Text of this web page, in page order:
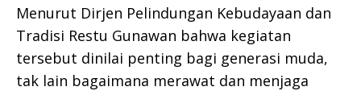
Menurut Dirjen Pelindungan Kebudayaan dan
Tradisi Restu Gunawan bahwa kegiatan
tersebut dinilai penting bagi generasi muda,
tak lain bagaimana merawat dan menjaga